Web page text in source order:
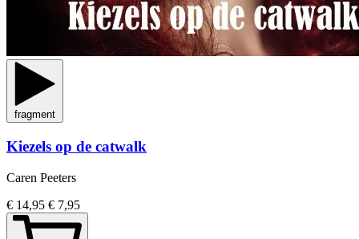
fragment
Kiezels op de catwalk
Caren Peeters
€ 14,95 € 7,95